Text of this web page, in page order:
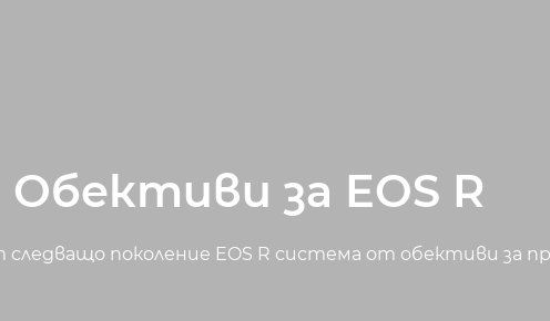
Обективи за EOS R
поколение EOS R система от обективи за